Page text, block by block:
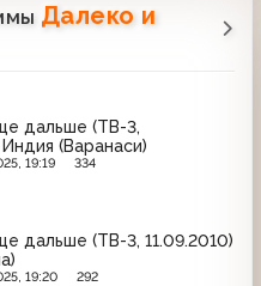
Далеко и
дальше (ТВ-3,
(Варанаси)
19:19 334
дальше (ТВ-3, 11.09.2010)
19:20 292